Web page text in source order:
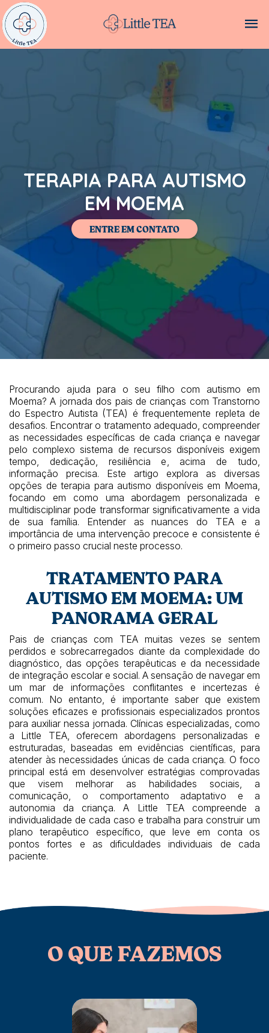
TERAPIA PARA AUTISMO
EM MOEMA
ENTRE EM CONTATO
Procurando ajuda para o seu filho com autismo em
Moema? A jornada dos pais de crianças com Transtorno
do Espectro Autista (TEA) é frequentemente repleta de
desafios. Encontrar o tratamento adequado, compreender
as necessidades específicas de cada criança e navegar
pelo complexo sistema de recursos disponíveis exigem
tempo, dedicação, resiliência e, acima de tudo,
informação precisa. Este artigo explora as diversas
opções de terapia para autismo disponíveis em Moema,
focando em como uma abordagem personalizada e
multidisciplinar pode transformar significativamente a vida
de sua família. Entender as nuances do TEA e a
importância de uma intervenção precoce e consistente é
o primeiro passo crucial neste processo.
TRATAMENTO PARA
AUTISMO EM MOEMA: UM
PANORAMA GERAL
Pais de crianças com TEA muitas vezes se sentem
perdidos e sobrecarregados diante da complexidade do
diagnóstico, das opções terapêuticas e da necessidade
de integração escolar e social. A sensação de navegar em
um mar de informações conflitantes e incertezas é
comum. No entanto, é importante saber que existem
soluções eficazes e profissionais especializados prontos
para auxiliar nessa jornada. Clínicas especializadas, como
a Little TEA, oferecem abordagens personalizadas e
estruturadas, baseadas em evidências científicas, para
atender às necessidades únicas de cada criança. O foco
principal está em desenvolver estratégias comprovadas
que visem melhorar as habilidades sociais, a
comunicação, o comportamento adaptativo e a
autonomia da criança. A Little TEA compreende a
individualidade de cada caso e trabalha para construir um
plano terapêutico específico, que leve em conta os
pontos fortes e as dificuldades individuais de cada
paciente.
O QUE FAZEMOS